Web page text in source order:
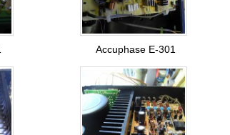
Accuphase E-301